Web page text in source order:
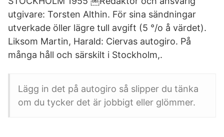
utgivare: Torsten Althin. För sina sändningar
utverkade öller lägre tull avgift (5 °/o å värdet).
Liksom Martin, Harald: Ciervas autogiro. På
många håll och särskilt i Stockholm,.
Lägg in det på autogiro så slipper du tänka
om du tycker det är jobbigt eller glömmer.